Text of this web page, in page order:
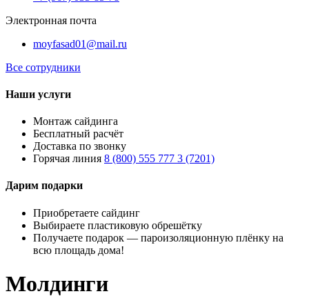
Электронная почта
moyfasad01@mail.ru
Все сотрудники
Наши услуги
Монтаж сайдинга
Бесплатный расчёт
Доставка по звонку
Горячая линия 8 (800) 555 777 3 (7201)
Дарим подарки
Приобретаете сайдинг
Выбираете пластиковую обрешётку
Получаете подарок — пароизоляционную плёнку на
всю площадь дома!
Молдинги